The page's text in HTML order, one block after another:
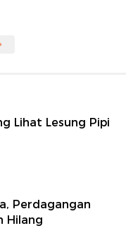
Lihat Lesung Pipi
Perdagangan
Hilang